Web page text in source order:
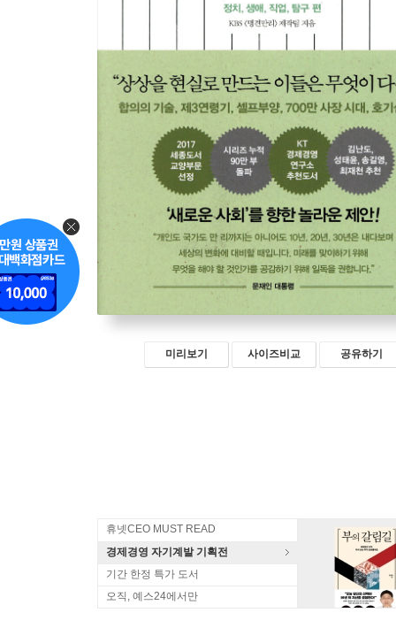
미리보기 사이즈비교 공유하기
휴넷CEO MUST READ
경제경영 자기계발 기획전
기간 한정 특가 도서
오직, 예스24에서만